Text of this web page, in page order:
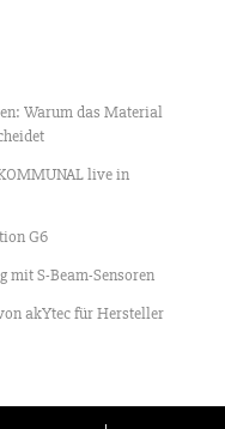
Warum das Material
live in
G6
mit S-Beam-Sensoren
akYtec für Hersteller